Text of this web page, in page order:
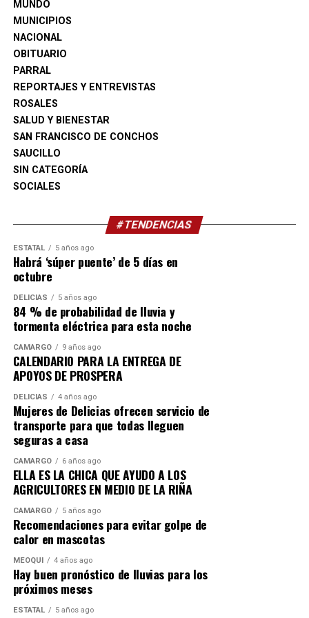
propósito de orientar a los grupos locales sobre las
oportunidades disponibles para impulsar su
crecimiento.
Actualmente existen 34 organizaciones civiles activas en
Camargo, de las cuales 20 ya confirmaron su
participación en esta edición del FECHAC Fest.
MUNDO
MUNICIPIOS
NACIONAL
OBITUARIO
PARRAL
REPORTAJES Y ENTREVISTAS
ROSALES
SALUD Y BIENESTAR
SAN FRANCISCO DE CONCHOS
SAUCILLO
SIN CATEGORÍA
SOCIALES
#TENDENCIAS
ESTATAL 5 años ago
Habrá ‘súper puente’ de 5 días en
octubre
DELICIAS 5 años ago
84 % de probabilidad de lluvia y
tormenta eléctrica para esta noche
CAMARGO 9 años ago
CALENDARIO PARA LA ENTREGA DE
APOYOS DE PROSPERA
DELICIAS 4 años ago
Mujeres de Delicias ofrecen servicio de
transporte para que todas lleguen
seguras a casa
CAMARGO 6 años ago
ELLA ES LA CHICA QUE AYUDO A LOS
AGRICULTORES EN MEDIO DE LA RIÑA
CAMARGO 5 años ago
Recomendaciones para evitar golpe de
calor en mascotas
MEOQUI 4 años ago
Hay buen pronóstico de lluvias para los
próximos meses
ESTATAL 5 años ago